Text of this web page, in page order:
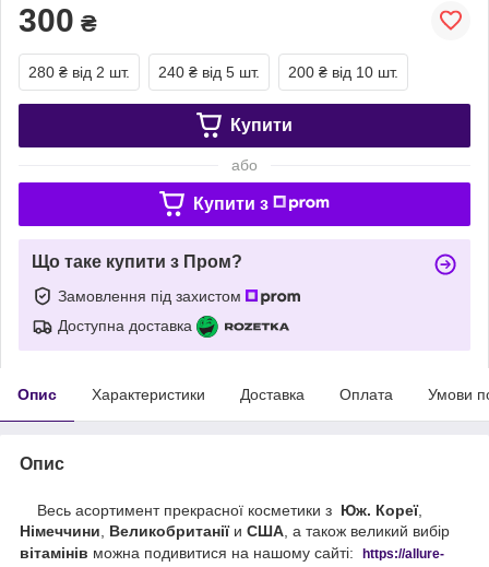
300 ₴
280 ₴ від 2 шт. 240 ₴ від 5 шт. 200 ₴ від 10 шт.
Купити
або
Купити з
Що таке купити з Пром?
Замовлення під захистом
Доступна доставка
Опис Характеристики Доставка Оплата Умови
Опис
Весь асортимент прекрасної косметики з Юж. Кореї,
Німеччини
Великобританіїи США , а також великий вибір
вітамінів можна подивитися на нашому сайті: https://allure-